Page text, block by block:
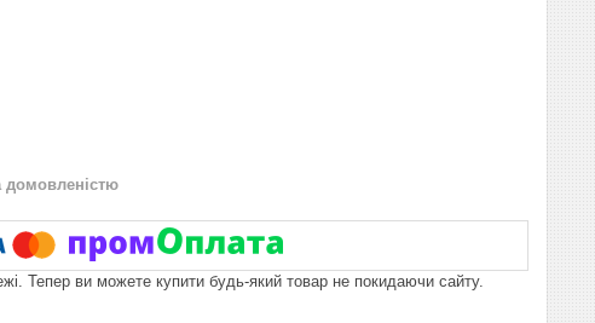
домовленістю
Тепер ви можете купити будь-який товар не покидаючи сайту.